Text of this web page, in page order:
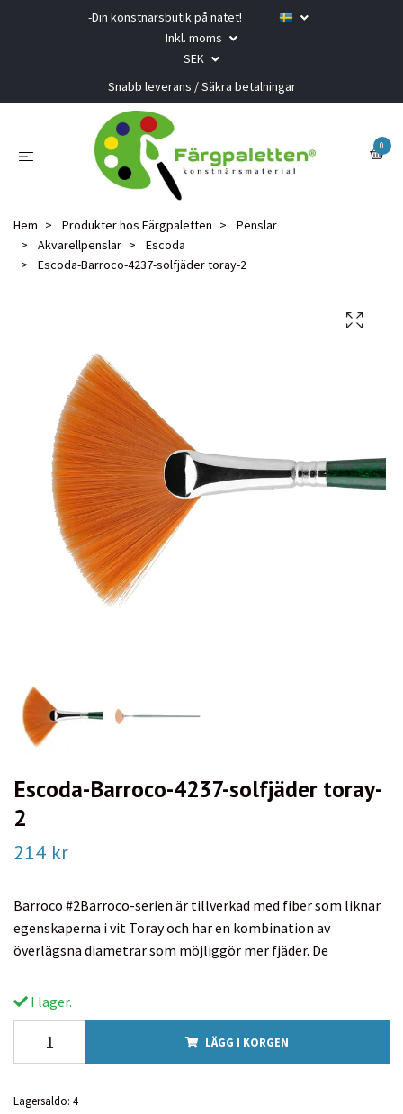
-Din konstnärsbutik på nätet!
Inkl. moms
SEK
Snabb leverans / Säkra betalningar
0
Hem Produkter hos Färgpaletten
Penslar
Akvarellpenslar
Escoda
Escoda-Barroco-4237-solfjäder toray-2
Escoda-Barroco-4237-solfjäder toray-
2
214 kr
Barroco #2Barroco-serien är tillverkad med fiber som liknar
egenskaperna i vit Toray och har en kombination av
överlägsna diametrar som möjliggör mer fjäder. De
I lager.
LÄGG I KORGEN
Lagersaldo: 4